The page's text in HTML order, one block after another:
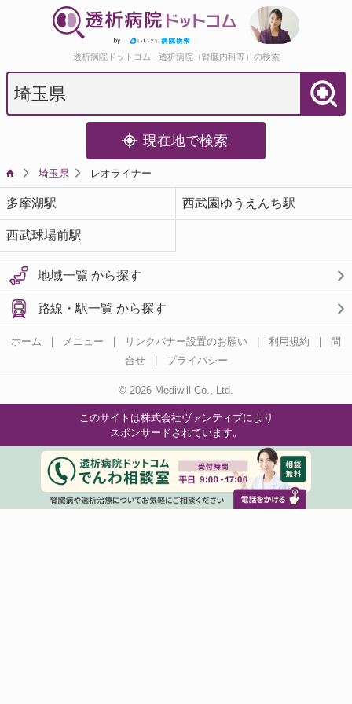
透析病院ドットコム - 透析病院（腎臓内科等）の検索
現在地で検索
埼玉県 レオライナー
多摩湖駅 西武園ゆうえんち駅
西武球場前駅
地域一覧 から探す
路線・駅一覧 から探す
ホーム | メニュー | リンクバナー設置のお願い | 利用規約 |
問
合せ
| プライバシー
© 2026 Mediwill Co., Ltd.
このサイトは株式会社ヴァンティブにより
スポンサードされています。